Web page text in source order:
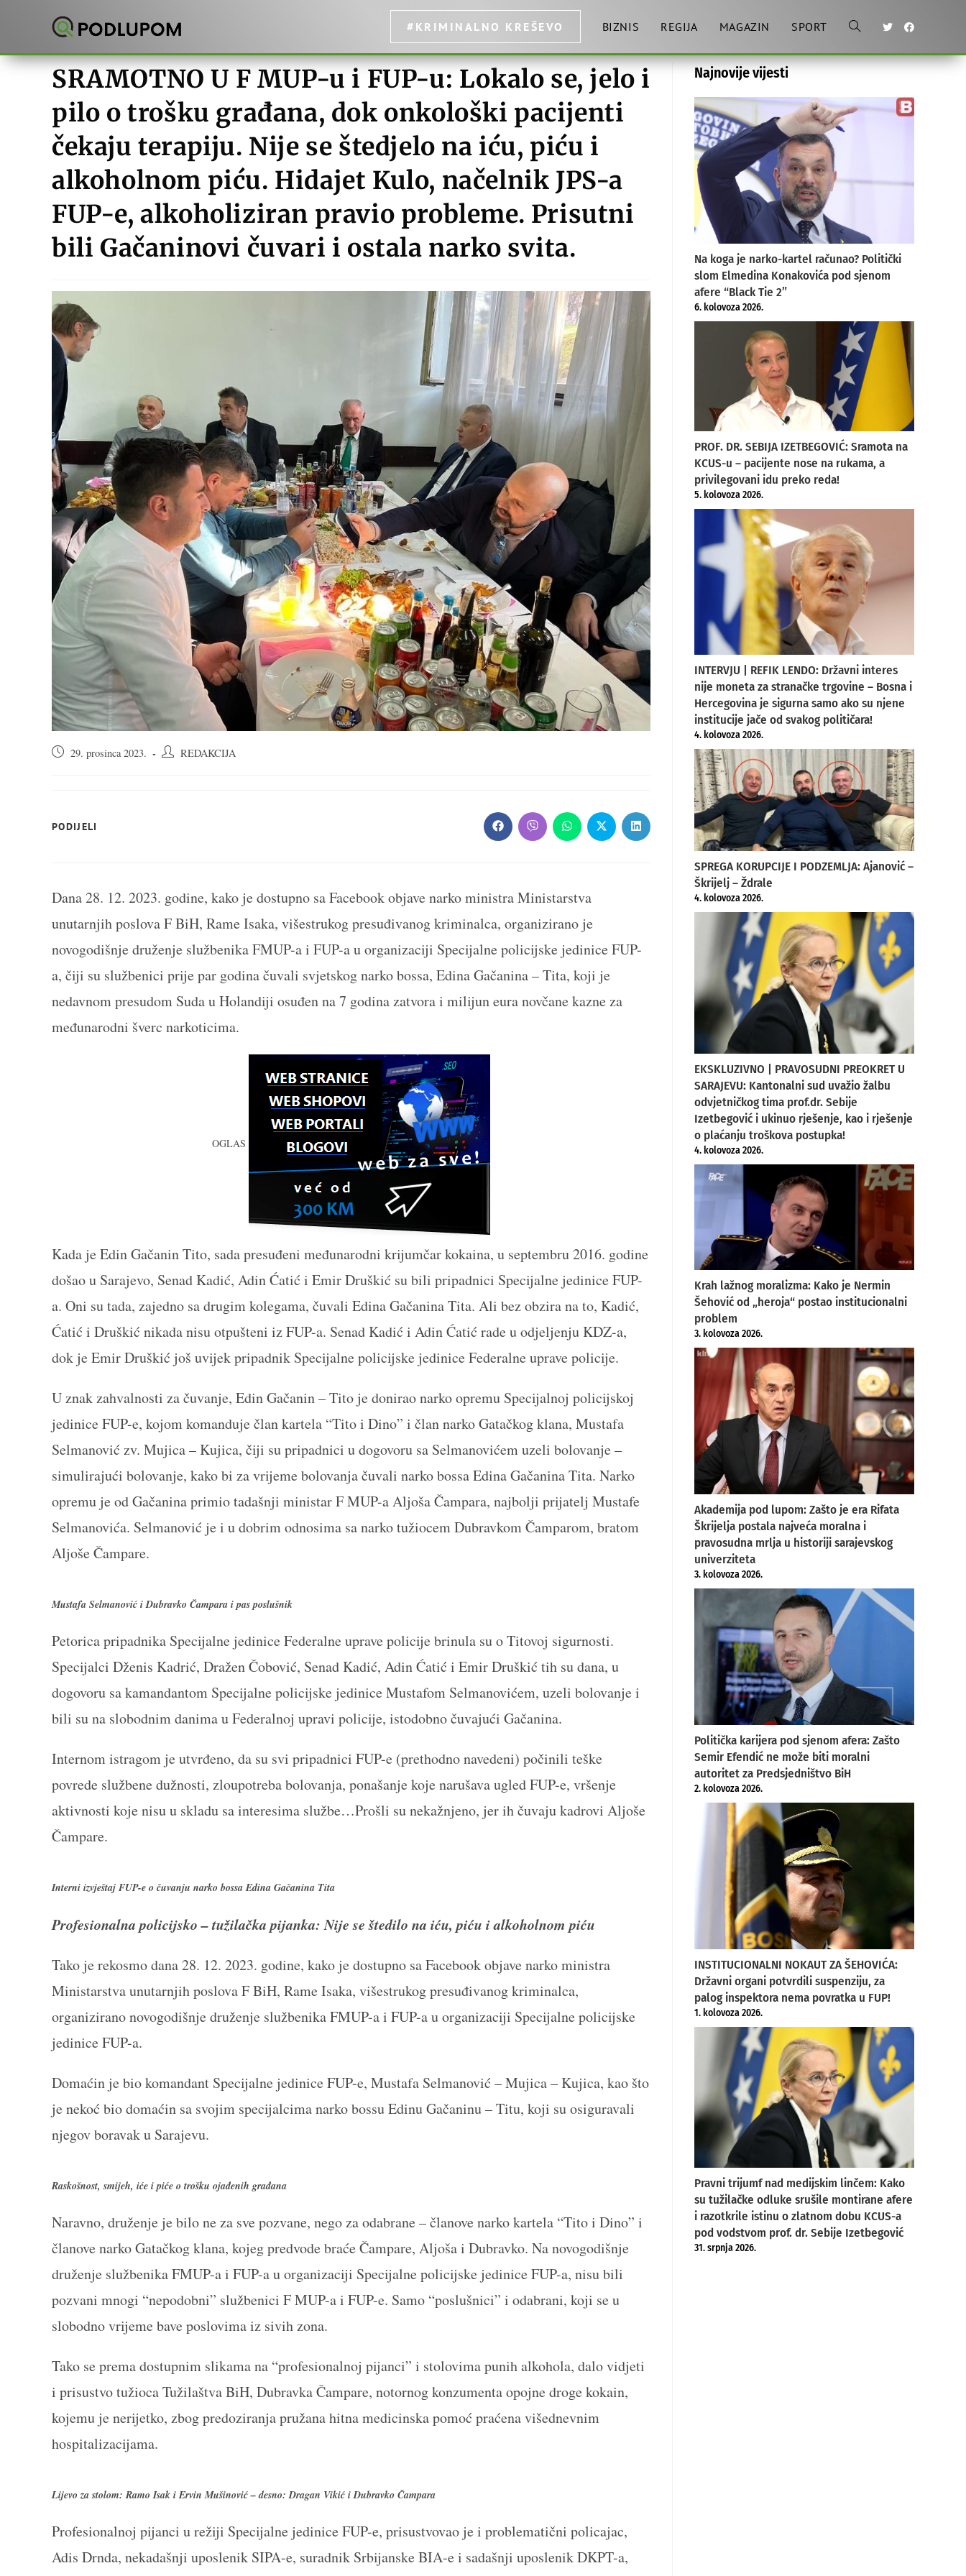
#KRIMINALNO KREŠEVO BIZNIS REGIJA MAGAZIN SPORT Toggle
SRAMOTNO U F MUP-u i FUP-u: Lokalo se, jelo i
pilo o trošku građana, dok onkološki pacijenti
čekaju terapiju. Nije se štedjelo na iću, piću i
alkoholnom piću. Hidajet Kulo, načelnik JPS-a
FUP-e, alkoholiziran pravio probleme. Prisutni
bili Gačaninovi čuvari i ostala narko svita.
Objava29. prosinca 2023.
AutorREDAKCIJA
PODIJELI Opens
in
Opens
in
Opens
in
Opens
in
Opens
in
Dana 28. 12. 2023. godine, kako je dostupno sa Facebook objave narko ministra Ministarstva
unutarnjih poslova F BiH, Rame Isaka, višestrukog presuđivanog kriminalca, organizirano je
novogodišnje druženje službenika FMUP-a i FUP-a u organizaciji Specijalne policijske jedinice FUP-
a, čiji su službenici prije par godina čuvali svjetskog narko bossa, Edina Gačanina – Tita, koji je
nedavnom presudom Suda u Holandiji osuđen na 7 godina zatvora i milijun eura novčane kazne za
međunarodni šverc narkoticima.
OGLAS
Kada je Edin Gačanin Tito, sada presuđeni međunarodni krijumčar kokaina, u septembru 2016. godine
došao u Sarajevo, Senad Kadić, Adin Ćatić i Emir Druškić su bili pripadnici Specijalne jedinice FUP-
a. Oni su tada, zajedno sa drugim kolegama, čuvali Edina Gačanina Tita. Ali bez obzira na to, Kadić,
Ćatić i Druškić nikada nisu otpušteni iz FUP-a. Senad Kadić i Adin Ćatić rade u odjeljenju KDZ-a,
dok je Emir Druškić još uvijek pripadnik Specijalne policijske jedinice Federalne uprave policije.
U znak zahvalnosti za čuvanje, Edin Gačanin – Tito je donirao narko opremu Specijalnoj policijskoj
jedinice FUP-e, kojom komanduje član kartela “Tito i Dino” i član narko Gatačkog klana, Mustafa
Selmanović zv. Mujica – Kujica, čiji su pripadnici u dogovoru sa Selmanovićem uzeli bolovanje –
simulirajući bolovanje, kako bi za vrijeme bolovanja čuvali narko bossa Edina Gačanina Tita. Narko
opremu je od Gačanina primio tadašnji ministar F MUP-a Aljoša Čampara, najbolji prijatelj Mustafe
Selmanovića. Selmanović je i u dobrim odnosima sa narko tužiocem Dubravkom Čamparom, bratom
Aljoše Čampare.
Mustafa Selmanović i Dubravko Čampara i pas poslušnik
Petorica pripadnika Specijalne jedinice Federalne uprave policije brinula su o Titovoj sigurnosti.
Specijalci Dženis Kadrić, Dražen Čobović, Senad Kadić, Adin Ćatić i Emir Druškić tih su dana, u
dogovoru sa kamandantom Specijalne policijske jedinice Mustafom Selmanovićem, uzeli bolovanje i
bili su na slobodnim danima u Federalnoj upravi policije, istodobno čuvajući Gačanina.
Internom istragom je utvrđeno, da su svi pripadnici FUP-e (prethodno navedeni) počinili teške
povrede službene dužnosti, zloupotreba bolovanja, ponašanje koje narušava ugled FUP-e, vršenje
aktivnosti koje nisu u skladu sa interesima službe…Prošli su nekažnjeno, jer ih čuvaju kadrovi Aljoše
Čampare.
Interni izvještaj FUP-e o čuvanju narko bossa Edina Gačanina Tita
Profesionalna policijsko – tužilačka pijanka: Nije se štedilo na iću, piću i alkoholnom piću
Tako je rekosmo dana 28. 12. 2023. godine, kako je dostupno sa Facebook objave narko ministra
Ministarstva unutarnjih poslova F BiH, Rame Isaka, višestrukog presuđivanog kriminalca,
organizirano novogodišnje druženje službenika FMUP-a i FUP-a u organizaciji Specijalne policijske
jedinice FUP-a.
Domaćin je bio komandant Specijalne jedinice FUP-e, Mustafa Selmanović – Mujica – Kujica, kao što
je nekoć bio domaćin sa svojim specijalcima narko bossu Edinu Gačaninu – Titu, koji su osiguravali
njegov boravak u Sarajevu.
Raskošnost, smijeh, iće i piće o trošku ojađenih građana
Naravno, druženje je bilo ne za sve pozvane, nego za odabrane – članove narko kartela “Tito i Dino” i
članove narko Gatačkog klana, kojeg predvode braće Čampare, Aljoša i Dubravko. Na novogodišnje
druženje službenika FMUP-a i FUP-a u organizaciji Specijalne policijske jedinice FUP-a, nisu bili
pozvani mnogi “nepodobni” službenici F MUP-a i FUP-e. Samo “poslušnici” i odabrani, koji se u
slobodno vrijeme bave poslovima iz sivih zona.
Tako se prema dostupnim slikama na “profesionalnoj pijanci” i stolovima punih alkohola, dalo vidjeti
i prisustvo tužioca Tužilaštva BiH, Dubravka Čampare, notornog konzumenta opojne droge kokain,
kojemu je nerijetko, zbog predoziranja pružana hitna medicinska pomoć praćena višednevnim
hospitalizacijama.
Lijevo za stolom: Ramo Isak i Ervin Mušinović – desno: Dragan Vikić i Dubravko Čampara
Profesionalnoj pijanci u režiji Specijalne jedinice FUP-e, prisustvovao je i problematični policajac,
Adis Drnda, nekadašnji uposlenik SIPA-e, suradnik Srbijanske BIA-e i sadašnji uposlenik DKPT-a,
Najnovije vijesti
Na koga je narko-kartel računao? Politički
slom Elmedina Konakovića pod sjenom
afere “Black Tie 2”
6. kolovoza 2026.
PROF. DR. SEBIJA IZETBEGOVIĆ: Sramota na
KCUS-u – pacijente nose na rukama, a
privilegovani idu preko reda!
5. kolovoza 2026.
INTERVJU | REFIK LENDO: Državni interes
nije moneta za stranačke trgovine – Bosna i
Hercegovina je sigurna samo ako su njene
institucije jače od svakog političara!
4. kolovoza 2026.
SPREGA KORUPCIJE I PODZEMLJA: Ajanović –
Škrijelj – Ždrale
4. kolovoza 2026.
EKSKLUZIVNO | PRAVOSUDNI PREOKRET U
SARAJEVU: Kantonalni sud uvažio žalbu
odvjetničkog tima prof.dr. Sebije
Izetbegović i ukinuo rješenje, kao i rješenje
o plaćanju troškova postupka!
4. kolovoza 2026.
Krah lažnog moralizma: Kako je Nermin
Šehović od „heroja“ postao institucionalni
problem
3. kolovoza 2026.
Akademija pod lupom: Zašto je era Rifata
Škrijelja postala najveća moralna i
pravosudna mrlja u historiji sarajevskog
univerziteta
3. kolovoza 2026.
Politička karijera pod sjenom afera: Zašto
Semir Efendić ne može biti moralni
autoritet za Predsjedništvo BiH
2. kolovoza 2026.
INSTITUCIONALNI NOKAUT ZA ŠEHOVIĆA:
Državni organi potvrdili suspenziju, za
palog inspektora nema povratka u FUP!
1. kolovoza 2026.
Pravni trijumf nad medijskim linčem: Kako
su tužilačke odluke srušile montirane afere
i razotkrile istinu o zlatnom dobu KCUS-a
pod vodstvom prof. dr. Sebije Izetbegović
31. srpnja 2026.